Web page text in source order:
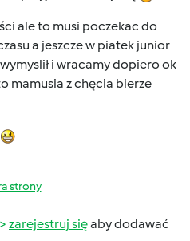
ale to musi poczekac do
a jeszcze w piatek junior
i wracamy dopiero ok
mamusia z chęcia bierze
strony
zarejestruj sięaby dodawać